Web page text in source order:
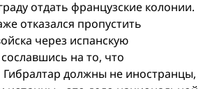
отдать французские колонии.
отказался пропустить
через испанскую
на то, что
должны не иностранцы,